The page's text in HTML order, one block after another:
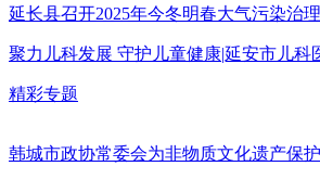
延长县召开2025年今冬明春大气污染治
聚力儿科发展 守护儿童健康|延安市儿
精彩专题
韩城市政协常委会为非物质文化遗产保